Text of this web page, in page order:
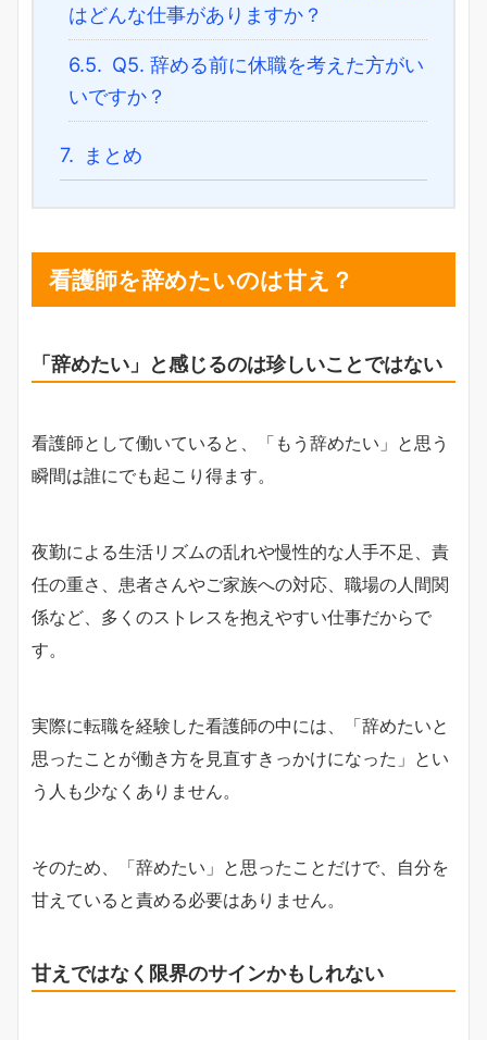
はどんな仕事がありますか？
6.5. Q5. 辞める前に休職を考えた方がい
いですか？
7. まとめ
看護師を辞めたいのは甘え？
「辞めたい」と感じるのは珍しいことではない
看護師として働いていると、「もう辞めたい」と思う
瞬間は誰にでも起こり得ます。
夜勤による生活リズムの乱れや慢性的な人手不足、責
任の重さ、患者さんやご家族への対応、職場の人間関
係など、多くのストレスを抱えやすい仕事だからで
す。
実際に転職を経験した看護師の中には、「辞めたいと
思ったことが働き方を見直すきっかけになった」とい
う人も少なくありません。
そのため、「辞めたい」と思ったことだけで、自分を
甘えていると責める必要はありません。
甘えではなく限界のサインかもしれない